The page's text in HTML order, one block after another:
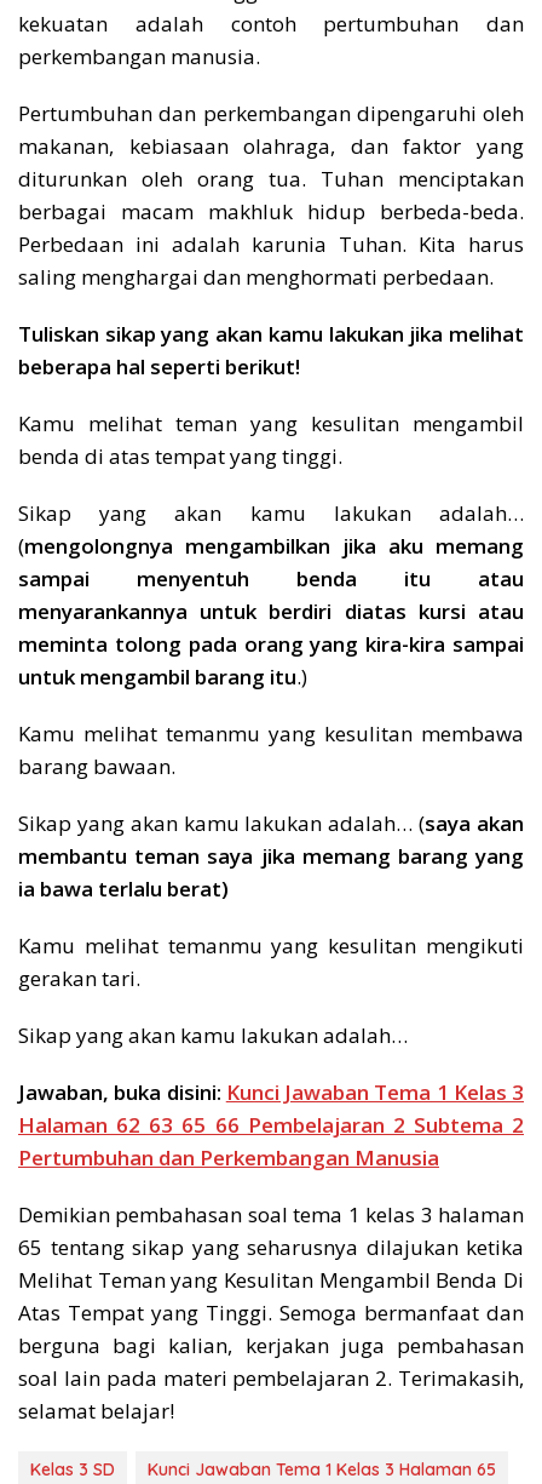
kekuatan adalah contoh pertumbuhan dan
perkembangan manusia.
Pertumbuhan dan perkembangan dipengaruhi oleh
makanan, kebiasaan olahraga, dan faktor yang
diturunkan oleh orang tua. Tuhan menciptakan
berbagai macam makhluk hidup berbeda-beda.
Perbedaan ini adalah karunia Tuhan. Kita harus
saling menghargai dan menghormati perbedaan.
Tuliskan sikap yang akan kamu lakukan jika melihat
beberapa hal seperti berikut!
Kamu melihat teman yang kesulitan mengambil
benda di atas tempat yang tinggi.
Sikap yang akan kamu lakukan adalah…
(mengolongnya mengambilkan jika aku memang
sampai menyentuh benda itu atau
menyarankannya untuk berdiri diatas kursi atau
meminta tolong pada orang yang kira-kira sampai
untuk mengambil barang itu.)
Kamu melihat temanmu yang kesulitan membawa
barang bawaan.
Sikap yang akan kamu lakukan adalah… (saya akan
membantu teman saya jika memang barang yang
ia bawa terlalu berat)
Kamu melihat temanmu yang kesulitan mengikuti
gerakan tari.
Sikap yang akan kamu lakukan adalah…
Jawaban, buka disini: Kunci Jawaban Tema 1 Kelas 3
Halaman 62 63 65 66 Pembelajaran 2 Subtema 2
Pertumbuhan dan Perkembangan Manusia
Demikian pembahasan soal tema 1 kelas 3 halaman
65 tentang sikap yang seharusnya dilajukan ketika
Melihat Teman yang Kesulitan Mengambil Benda Di
Atas Tempat yang Tinggi. Semoga bermanfaat dan
berguna bagi kalian, kerjakan juga pembahasan
soal lain pada materi pembelajaran 2. Terimakasih,
selamat belajar!
Kelas 3 SD Kunci Jawaban Tema 1 Kelas 3 Halaman 65